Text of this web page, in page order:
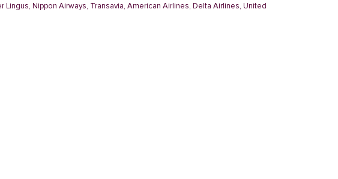
Nippon Airways, Transavia, American Airlines, Delta Airlines, United